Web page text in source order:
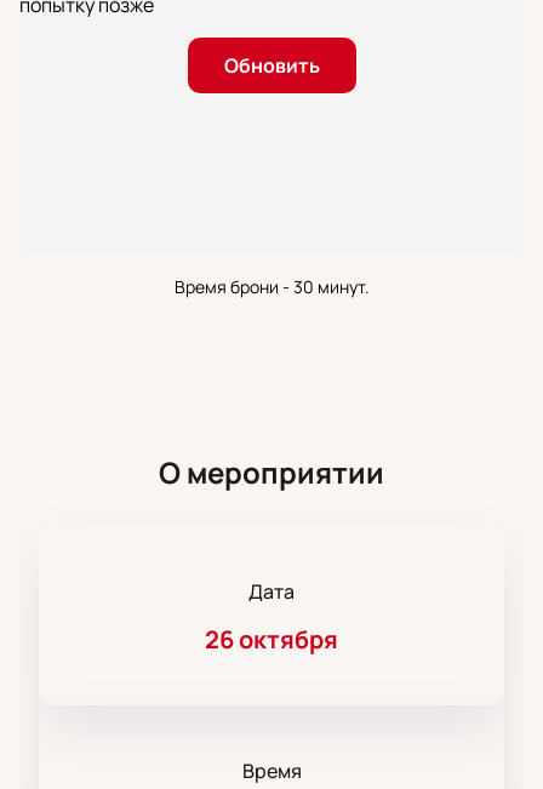
Обновить
Время брони - 30 минут.
О мероприятии
Дата
26 октября
Время